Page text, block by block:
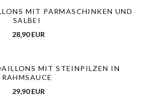
MIT PARMASCHINKEN UND
SALBEI
28,90 EUR
MIT STEINPILZEN IN
RAHMSAUCE
29,90 EUR